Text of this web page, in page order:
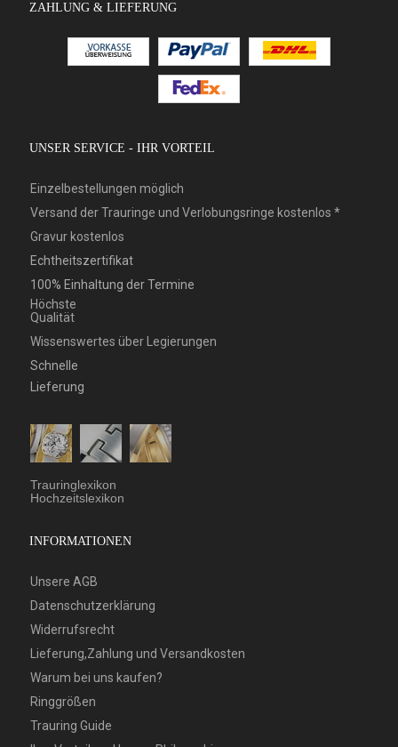
ZAHLUNG & LIEFERUNG
UNSER SERVICE - IHR VORTEIL
Einzelbestellungen möglich
Versand der Trauringe und Verlobungsringe kostenlos *
Gravur kostenlos
Echtheitszertifikat
100% Einhaltung der Termine
Höchste
Qualität
Wissenswertes über Legierungen
Schnelle
Lieferung
Trauringlexikon
Hochzeitslexikon
INFORMATIONEN
Unsere AGB
Datenschutzerklärung
Widerrufsrecht
Lieferung,Zahlung und Versandkosten
Warum bei uns kaufen?
Ringgrößen
Trauring Guide